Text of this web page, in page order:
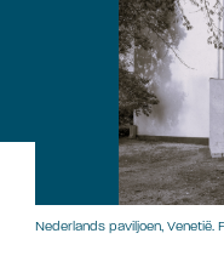
Nederlands paviljoen, Venetië.